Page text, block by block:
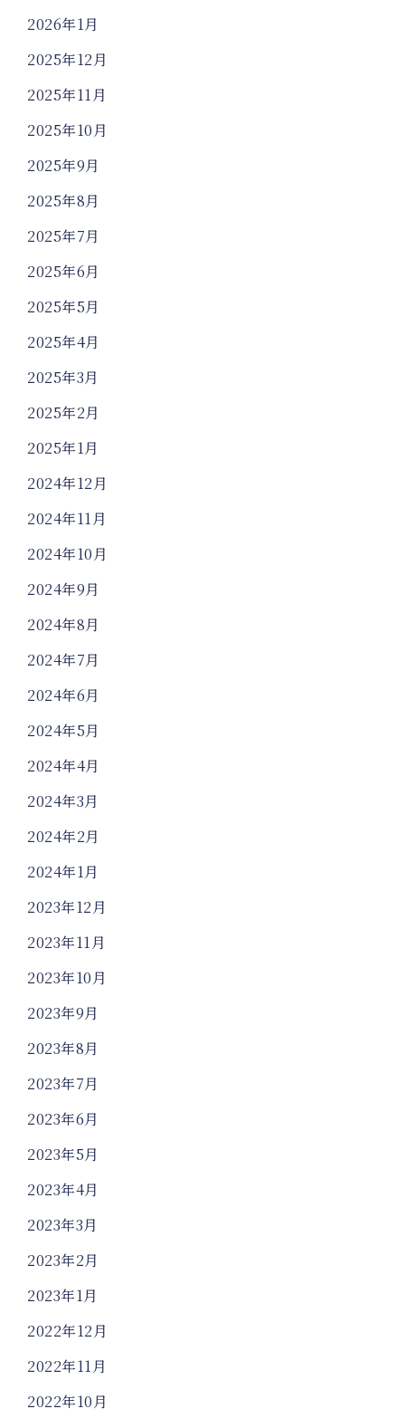
2026年1月
2025年12月
2025年11月
2025年10月
2025年9月
2025年8月
2025年7月
2025年6月
2025年5月
2025年4月
2025年3月
2025年2月
2025年1月
2024年12月
2024年11月
2024年10月
2024年9月
2024年8月
2024年7月
2024年6月
2024年5月
2024年4月
2024年3月
2024年2月
2024年1月
2023年12月
2023年11月
2023年10月
2023年9月
2023年8月
2023年7月
2023年6月
2023年5月
2023年4月
2023年3月
2023年2月
2023年1月
2022年12月
2022年11月
2022年10月